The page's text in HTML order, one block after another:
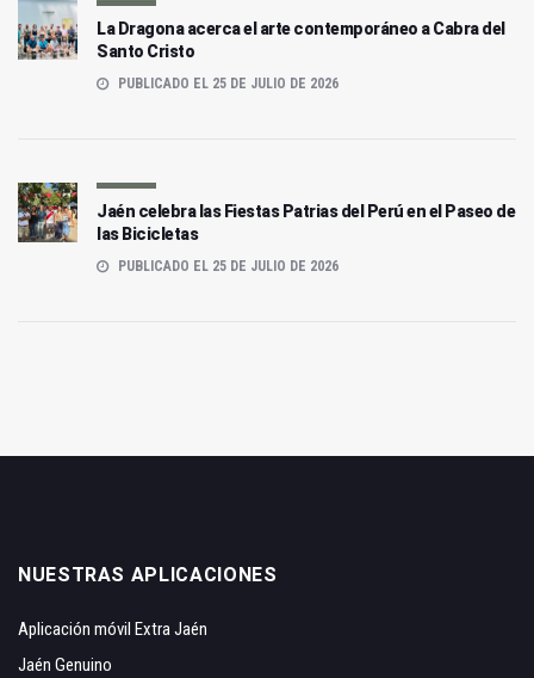
La Dragona acerca el arte contemporáneo a Cabra del
Santo Cristo
PUBLICADO EL 25 DE JULIO DE 2026
Jaén celebra las Fiestas Patrias del Perú en el Paseo de
las Bicicletas
PUBLICADO EL 25 DE JULIO DE 2026
NUESTRAS APLICACIONES
Aplicación móvil Extra Jaén
Jaén Genuino